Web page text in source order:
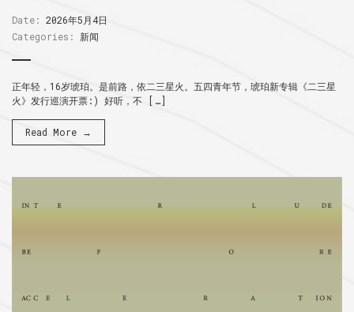
Date: 2026年5月4日
Categories:
新闻
正年轻，16岁琥珀。是前路，依二三星火。五四青年节，琥珀新专辑《二三星
火》发行巡演开票:) 好听，不 […]
Read More →